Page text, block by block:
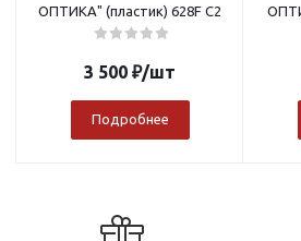
ОПТИКА" (пластик) 628F C2
3 500 ₽/шт
Подробнее